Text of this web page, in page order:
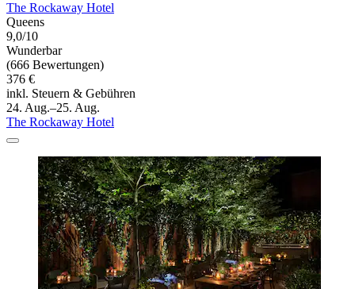
The Rockaway Hotel
Queens
9,0/10
Wunderbar
(666 Bewertungen)
376 €
inkl. Steuern & Gebühren
24. Aug.–25. Aug.
The Rockaway Hotel